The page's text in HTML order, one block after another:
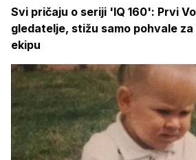
Svi pričaju o seriji 'IQ 160': Prvi
gledatelje, stižu samo pohvale za
ekipu